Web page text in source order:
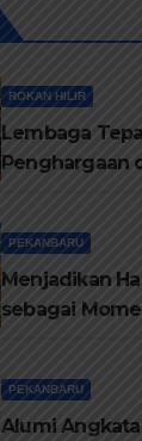
ROKAN HILIR
Lembaga
Penghargaan
PEKANBARU
Menjadikan
sebagai
PEKANBARU
Alumi